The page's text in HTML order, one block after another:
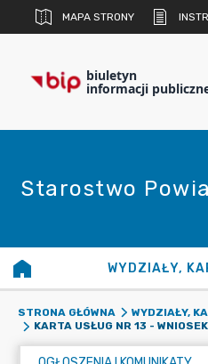
MAPA STRONY
biuletyn
informacji
Starostwo
WYDZIAŁY,
STRONA GŁÓWNA WYDZIAŁY,